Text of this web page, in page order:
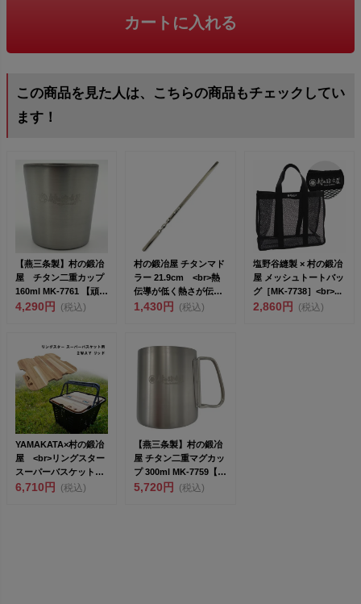
カートに入れる
この商品を見た人は、こちらの商品もチェックしてい
ます！
【燕三条製】村の鍛冶
屋 チタン二重カップ
160ml MK-7761 【頑張
って送料...
4,290円 (税込)
村の鍛冶屋 チタンマド
ラー 21.9cm <br>熱
伝導が低く熱さが伝
わ...
1,430円 (税込)
塩野谷縫製 × 村の鍛冶
屋 メッシュトートバッ
グ［MK-7738］<br>...
2,860円 (税込)
YAMAKATA×村の鍛冶
屋 <br>リングスター
スーパーバスケット
用...
6,710円 (税込)
【燕三条製】村の鍛冶
屋 チタン二重マグカッ
プ 300ml MK-7759【頑
張って送...
5,720円 (税込)